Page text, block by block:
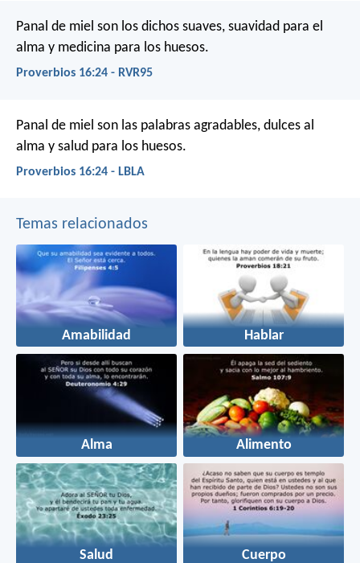
Panal de miel son los dichos suaves, suavidad para el
alma y medicina para los huesos.
Proverbios 16:24 - RVR95
Panal de miel son las palabras agradables, dulces al
alma y salud para los huesos.
Proverbios 16:24 - LBLA
Temas relacionados
Amabilidad Hablar
Alma Alimento
Salud Cuerpo